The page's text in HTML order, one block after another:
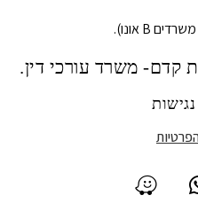
קדם- משרד עורכי דין.